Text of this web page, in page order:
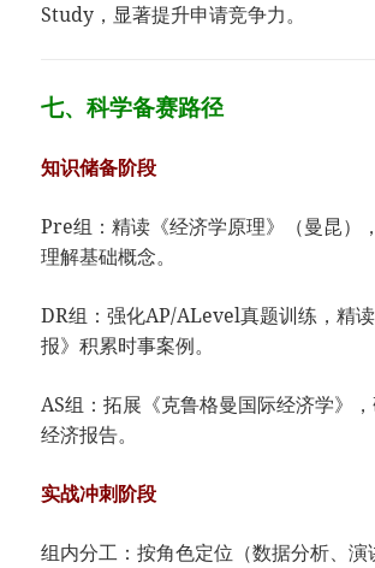
Study，显著提升申请竞争力。
七、​​科学备赛路径​
​知识储备阶段​
Pre组：精读《经济学原理》（曼昆）
理解基础概念。
DR组：强化AP/ALevel真题训练，精
报》积累时事案例。
AS组：拓展《克鲁格曼国际经济学》
经济报告。
实战冲刺阶段​
组内分工：按角色定位（数据分析、演